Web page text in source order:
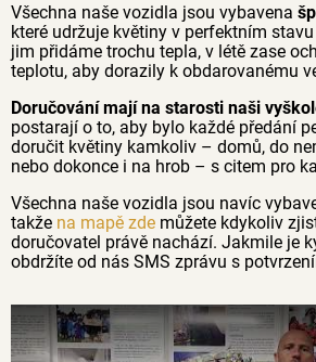
Všechna naše vozidla jsou vybavena
které udržuje květiny v perfektním
jim přidáme trochu tepla, v létě zase
teplotu, aby dorazily k obdarovanému
Doručování mají na starosti naši
postarají o to, aby bylo každé předání
doručit květiny kamkoliv – domů, do
nebo dokonce i na hrob – s citem pro
Všechna naše vozidla jsou navíc
takže na mapě zde můžete kdykoliv
doručovatel právě nachází. Jakmile je
obdržíte od nás SMS zprávu s